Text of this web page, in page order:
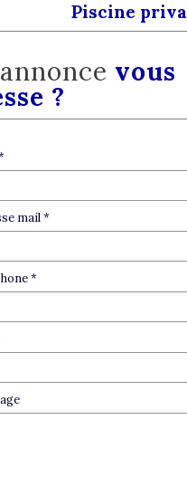
piscine
vous
?
mail *
*